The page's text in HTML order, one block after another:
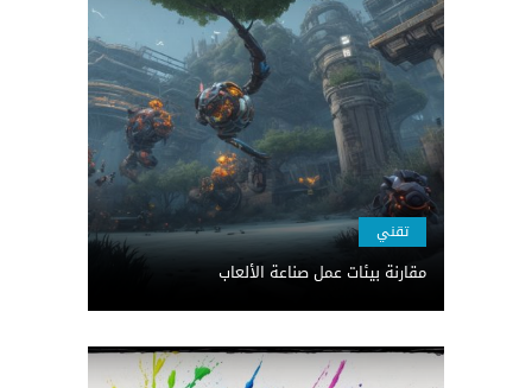
تقني
مقارنة بيئات عمل صناعة الألعاب